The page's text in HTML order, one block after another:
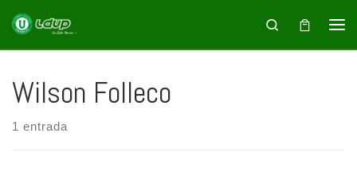
Saltar al contenido Search
Wilson Folleco
1 entrada